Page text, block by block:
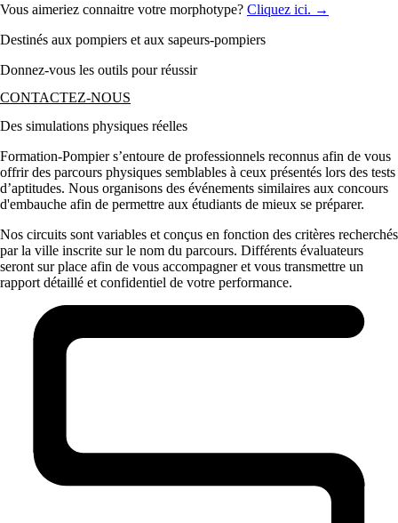
Vous aimeriez connaitre votre morphotype? Cliquez ici. →
Destinés aux pompiers et aux sapeurs-pompiers
Donnez-vous les outils pour réussir
CONTACTEZ-NOUS
Des simulations physiques réelles
Formation-Pompier s’entoure de professionnels reconnus afin de vous
offrir des parcours physiques semblables à ceux présentés lors des tests
d’aptitudes. Nous organisons des événements similaires aux concours
d'embauche afin de permettre aux étudiants de mieux se préparer.
Nos circuits sont variables et conçus en fonction des critères recherchés
par la ville inscrite sur le nom du parcours. Différents évaluateurs
seront sur place afin de vous accompagner et vous transmettre un
rapport détaillé et confidentiel de votre performance.